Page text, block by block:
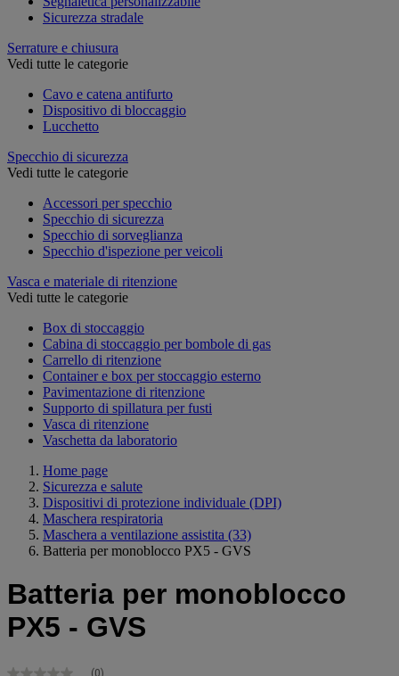
Sicurezza stradale
Serrature e chiusura
Vedi tutte le categorie
Cavo e catena antifurto
Dispositivo di bloccaggio
Lucchetto
Specchio di sicurezza
Vedi tutte le categorie
Accessori per specchio
Specchio di sicurezza
Specchio di sorveglianza
Specchio d'ispezione per veicoli
Vasca e materiale di ritenzione
Vedi tutte le categorie
Box di stoccaggio
Cabina di stoccaggio per bombole di gas
Carrello di ritenzione
Container e box per stoccaggio esterno
Pavimentazione di ritenzione
Supporto di spillatura per fusti
Vasca di ritenzione
Vaschetta da laboratorio
Home page
Sicurezza e salute
Dispositivi di protezione individuale (DPI)
Maschera respiratoria
Maschera a ventilazione assistita (33)
Batteria per monoblocco PX5 - GVS
Batteria per monoblocco
PX5 - GVS
(0)